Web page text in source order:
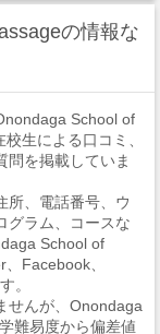
の情報な
School of
生による口コミ、
問を掲載していま
所、電話番号、ウ
グラム、コースな
School of
Facebook、
。
せんが、Onondaga
難易度から偏差値